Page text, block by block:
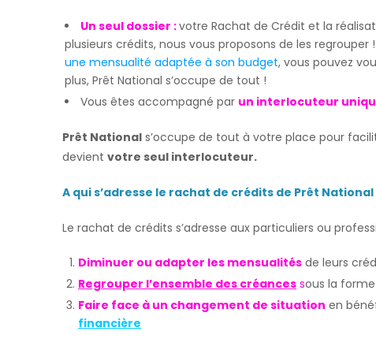
Un seul dossier :votre Rachat de Crédit et la
plusieurs crédits, nous vous proposons de les
une mensualité adaptée à son budget, vous pouvez
plus, Prêt National s’occupe de tout !
Vous êtes accompagné par un interlocuteur
Prêt National s’occupe de tout à votre place pour
devient votre seul interlocuteur.
A qui s’adresse le rachat de crédits de Prêt National
Le rachat de crédits s’adresse aux particuliers ou
Diminuer ou adapter les mensualités de leurs
Regrouper l’ensemble des créances sous la
Faire face à un changement de situation en
financière